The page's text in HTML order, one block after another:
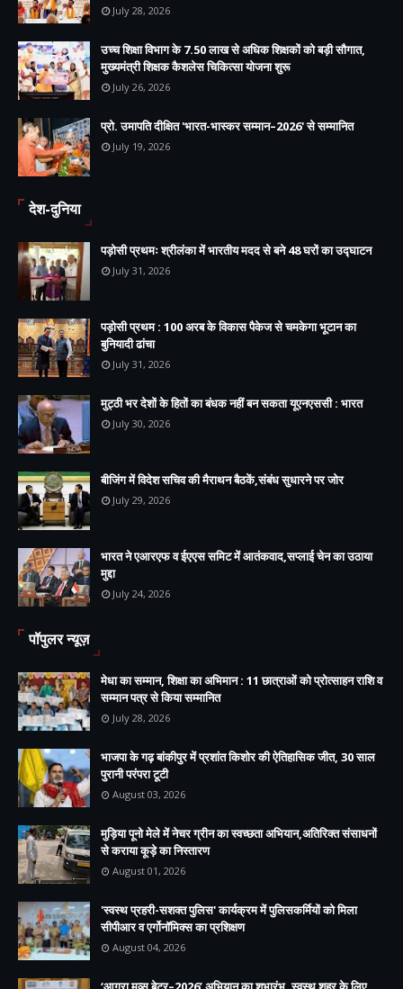
July 28, 2026
उच्च शिक्षा विभाग के 7.50 लाख से अधिक शिक्षकों को बड़ी सौगात,
मुख्यमंत्री शिक्षक कैशलेस चिकित्सा योजना शुरू
July 26, 2026
प्रो. उमापति दीक्षित 'भारत-भास्कर सम्मान–2026' से सम्मानित
July 19, 2026
देश-दुनिया
पड़ोसी प्रथमः श्रीलंका में भारतीय मदद से बने 48 घरों का उद्घाटन
July 31, 2026
पड़ोसी प्रथम : 100 अरब के विकास पैकेज से चमकेगा भूटान का
बुनियादी ढांचा
July 31, 2026
मुट्ठी भर देशों के हितों का बंधक नहीं बन सकता यूएनएससी : भारत
July 30, 2026
बीजिंग में विदेश सचिव की मैराथन बैठकें,संबंध सुधारने पर जोर
July 29, 2026
भारत ने एआरएफ व ईएएस समिट में आतंकवाद,सप्लाई चेन का उठाया
मुद्दा
July 24, 2026
पॉपुलर न्यूज़
मेधा का सम्मान, शिक्षा का अभिमान : 11 छात्राओं को प्रोत्साहन राशि व
सम्मान पत्र से किया सम्मानित
July 28, 2026
भाजपा के गढ़ बांकीपुर में प्रशांत किशोर की ऐतिहासिक जीत, 30 साल
पुरानी परंपरा टूटी
August 03, 2026
मुड़िया पूनो मेले में नेचर ग्रीन का स्वच्छता अभियान,अतिरिक्त संसाधनों
से कराया कूड़े का निस्तारण
August 01, 2026
'स्वस्थ प्रहरी-सशक्त पुलिस' कार्यक्रम में पुलिसकर्मियों को मिला
सीपीआर व एर्गोनॉमिक्स का प्रशिक्षण
August 04, 2026